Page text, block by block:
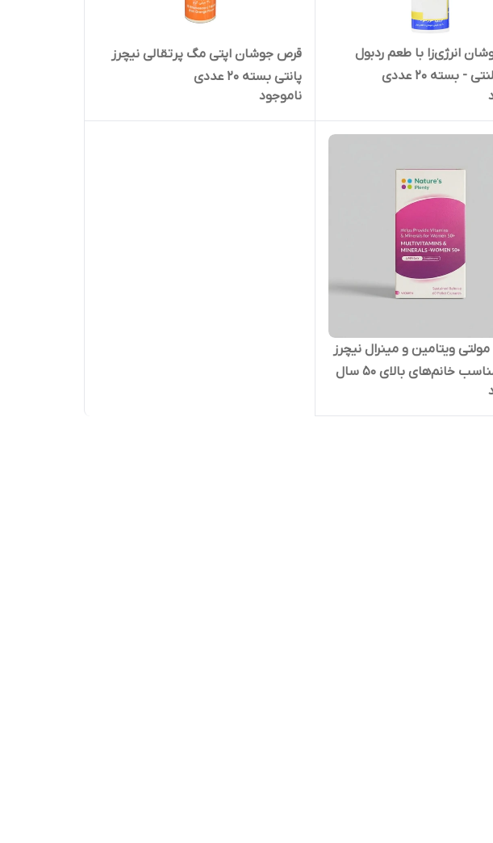
انرژی‌زا با طعم ردبول
- بسته 20 عددی
قرص جوشان اپتی مگ پرتقالی نیچرز
پانتی بسته 20 عددی
ناموجود
ویتامین و مینرال نیچرز
پلنتی مناسب خانم‌های بالای 50 سال
آنتی‌اکسیدان برای تقویت